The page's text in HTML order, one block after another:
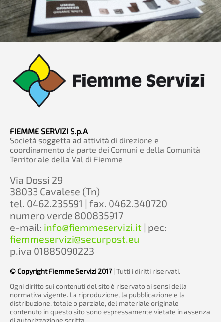
FIEMME SERVIZI S.p.A
Società soggetta ad attività di direzione e
coordinamento da parte dei Comuni e della Comunità
Territoriale della Val di Fiemme
Via Dossi 29
38033 Cavalese (Tn)
tel. 0462.235591 | fax. 0462.340720
numero verde 800835917
e-mail: info@fiemmeservizi.it | pec:
fiemmeservizi@securpost.eu
p.iva 01885090223
© Copyright Fiemme Servizi 2017| Tutti i diritti riservati.
Ogni diritto sui contenuti del sito è riservato ai sensi della
normativa vigente. La riproduzione, la pubblicazione e la
distribuzione, totale o parziale, del materiale originale
contenuto in questo sito sono espressamente vietate in assenza
di autorizzazione scritta.